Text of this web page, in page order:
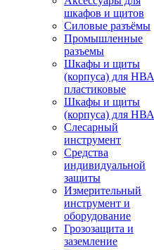
шкафов и щитов
Силовые разъёмы
Промышленные
разъемы
Шкафы и щиты
(корпуса) для НВА
пластиковые
Шкафы и щиты
(корпуса) для НВА
Слесарный
инструмент
Средства
индивидуальной
защиты
Измерительный
инструмент и
оборудование
Грозозащита и
заземление